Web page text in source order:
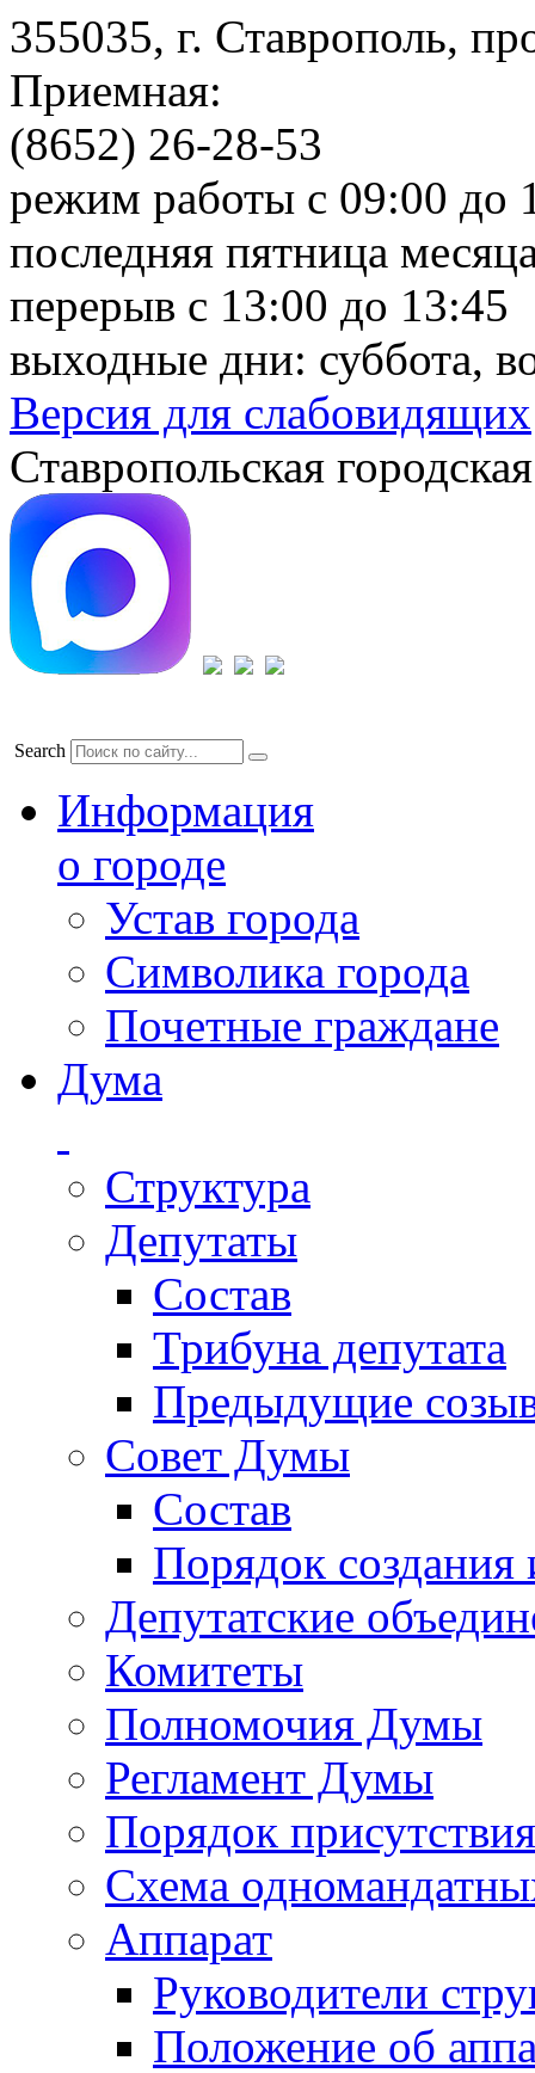
355035, г. Ставрополь,
Приемная:
(8652) 26-28-53
режим работы с 09:00 до
последняя пятница
перерыв с 13:00 до 13:45
выходные дни: суббота,
Версия для слабовидящих
Ставропольская
Search
Информация
о городе
Устав города
Символика города
Почетные граждане
Дума
Структура
Депутаты
Состав
Трибуна депутата
Предыдущие
Совет Думы
Состав
Порядок создания
Депутатские
Комитеты
Полномочия Думы
Регламент Думы
Порядок
Схема
Аппарат
Руководители
Положение об